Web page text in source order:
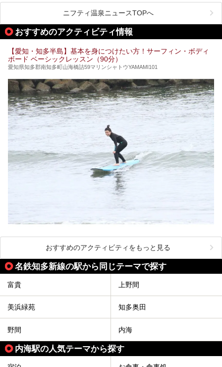
ムリエの目線で紹介していきます！
名古屋市内にはスーパー銭湯や日帰り温泉が多く、「どこに
行こうかな？」と悩んでしまう方も多いと思います。
ぜひこの記事を参考にして「キャナル・リゾート」に出かけ
てみるのはいかがでしょうか？
ニフティ温泉ニュースTOPへ
おすすめのアクティビティ情報
【愛知・知多半島】基本を身につけたい方！サーフィン・ボディ
ボード ベーシックレッスン（90分）
愛知県知多郡南知多町山海橋詰59マリンシャトウYAMAMI101
おすすめのアクティビティをもっと見る
名鉄知多新線の駅から同じテーマで探す
富貴 上野間
美浜緑苑 知多奥田
野間 内海
内海駅の人気テーマから探す